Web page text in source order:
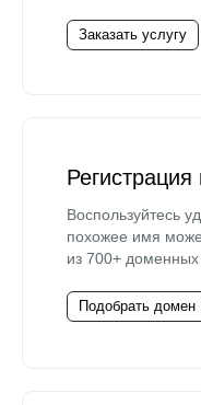
Заказать услугу
Воспользуйтесь
похожее имя
из 700+ доменных
Подобрать домен